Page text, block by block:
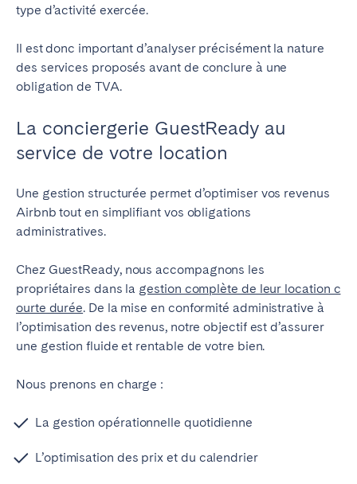
type d’activité exercée.
Il est donc important d’analyser précisément la nature
des services proposés avant de conclure à une
obligation de TVA.
La conciergerie GuestReady au
service de votre location
Une gestion structurée permet d’optimiser vos revenus
Airbnb tout en simplifiant vos obligations
administratives.
Chez GuestReady, nous accompagnons les
propriétaires dans la gestion complète de leur location c
ourte durée. De la mise en conformité administrative à
l’optimisation des revenus, notre objectif est d’assurer
une gestion fluide et rentable de votre bien.
Nous prenons en charge :
La gestion opérationnelle quotidienne
L’optimisation des prix et du calendrier